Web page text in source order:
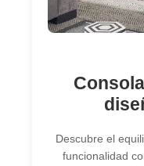
Descubre el
funcionalidad